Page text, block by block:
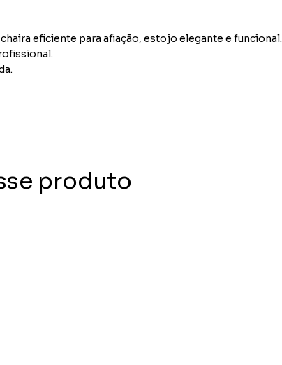
eficiente para afiação, estojo elegante e funcional.
produto